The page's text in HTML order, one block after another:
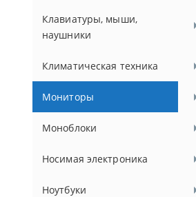
Клавиатуры, мыши,
наушники
Климатическая техника
Мониторы
Моноблоки
Носимая электроника
Ноутбуки